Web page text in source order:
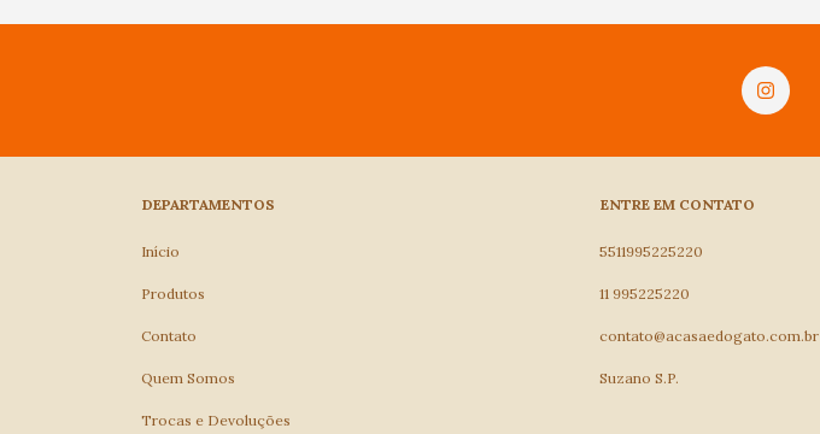
DEPARTAMENTOS
Início
Produtos
Contato
Quem Somos
Trocas e Devoluções
ENTRE EM CONTATO
5511995225220
11 995225220
contato@acasaedogato.com.br
Suzano S.P.